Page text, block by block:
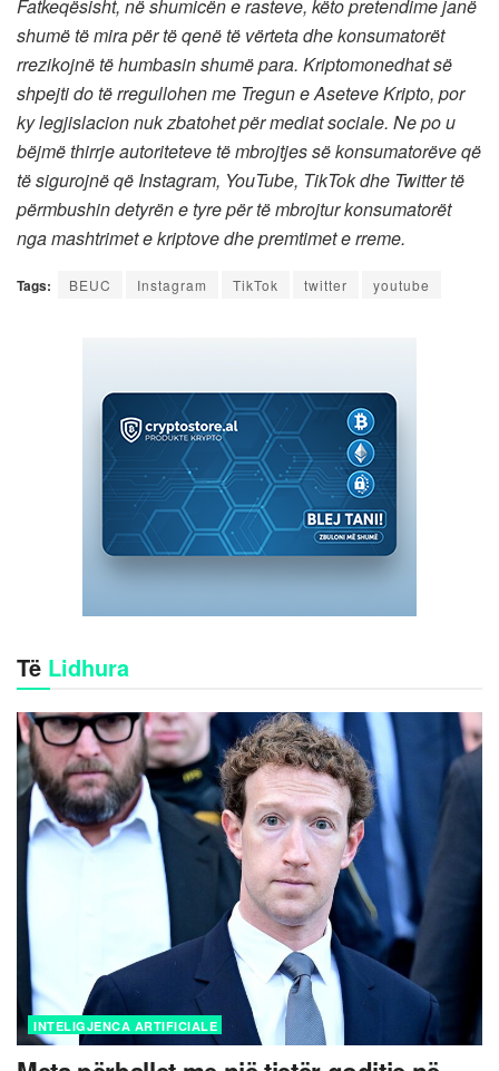
Fatkeqësisht, në shumicën e rasteve, këto pretendime janë
shumë të mira për të qenë të vërteta dhe konsumatorët
rrezikojnë të humbasin shumë para. Kriptomonedhat së
shpejti do të rregullohen me Tregun e Aseteve Kripto, por
ky legjislacion nuk zbatohet për mediat sociale. Ne po u
bëjmë thirrje autoriteteve të mbrojtjes së konsumatorëve që
të sigurojnë që Instagram, YouTube, TikTok dhe Twitter të
përmbushin detyrën e tyre për të mbrojtur konsumatorët
nga mashtrimet e kriptove dhe premtimet e rreme.
Tags: BEUC Instagram TikTok twitter youtube
Të Lidhura
INTELIGJENCA ARTIFICIALE